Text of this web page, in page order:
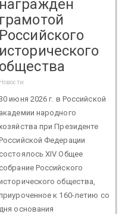
награжден
грамотой
Российского
исторического
общества
Новости
июня 2026 г. в Российской
академии народного
при Президенте
Федерации
XIV Общее
Российского
общества,
к 160-летию со
дня основания